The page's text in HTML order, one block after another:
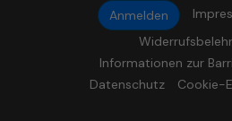
Anmelden
Informationen zur
Datenschutz
Cookie-